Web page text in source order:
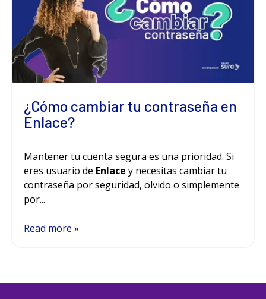
¿Cómo cambiar tu contraseña en
Enlace?
Mantener tu cuenta segura es una prioridad. Si
eres usuario de Enlace y necesitas cambiar tu
contraseña por seguridad, olvido o simplemente
por...
Read more »